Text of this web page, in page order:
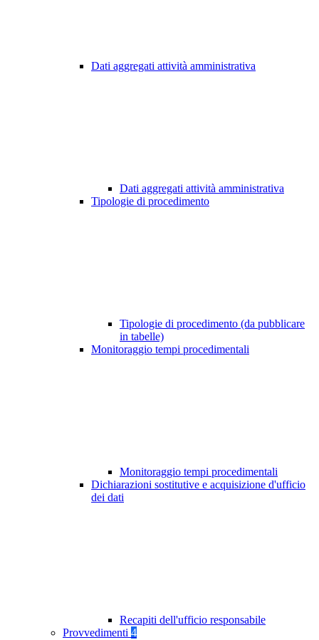
Dati aggregati attività amministrativa
Dati aggregati attività amministrativa
Tipologie di procedimento
Tipologie di procedimento (da pubblicare
in tabelle)
Monitoraggio tempi procedimentali
Monitoraggio tempi procedimentali
Dichiarazioni sostitutive e acquisizione d'ufficio
dei dati
Recapiti dell'ufficio responsabile
Provvedimenti 4